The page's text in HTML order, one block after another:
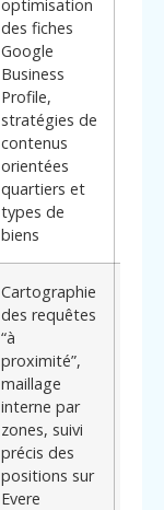
optimisation
des fiches
Google
Business
Profile,
stratégies de
contenus
orientées
quartiers et
types de
biens
Cartographie
des requêtes
“à
proximité”,
maillage
interne par
zones, suivi
précis des
positions sur
Evere